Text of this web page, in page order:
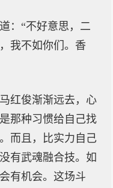
：“不好意思，二
我不如你们。香
红俊渐渐远去，心
那种习惯给自己找
而且，比实力自己
有武魂融合技。如
有机会。这场斗